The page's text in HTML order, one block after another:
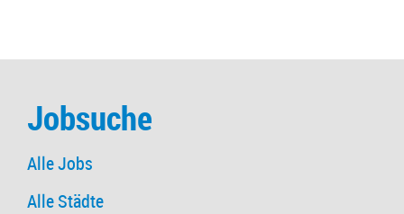
Jobsuche
Alle Jobs
Alle Städte